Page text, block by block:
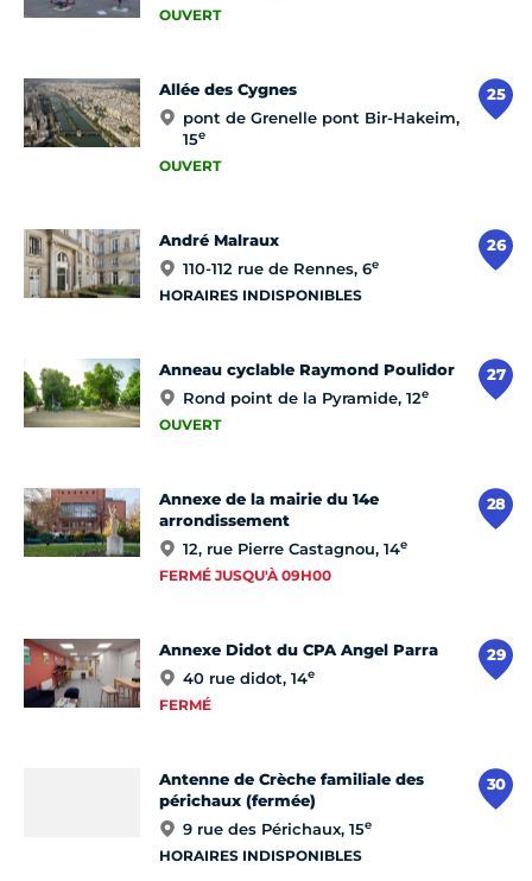
OUVERT
25
Allée des Cygnes
pont de Grenelle pont Bir-Hakeim,
15e
OUVERT
26
André Malraux
110-112 rue de Rennes, 6e
HORAIRES INDISPONIBLES
27
Anneau cyclable Raymond Poulidor
Rond point de la Pyramide, 12e
OUVERT
28
Annexe de la mairie du 14e
arrondissement
12, rue Pierre Castagnou, 14e
FERMÉ JUSQU'À 09H00
29
Annexe Didot du CPA Angel Parra
40 rue didot, 14e
FERMÉ
30
Antenne de Crèche familiale des
périchaux (fermée)
9 rue des Périchaux, 15e
HORAIRES INDISPONIBLES